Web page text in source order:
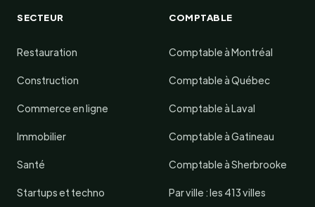
SECTEUR
Restauration
Construction
Commerce en ligne
Immobilier
Santé
Startups et techno
COMPTABLE
Comptable à Montréal
Comptable à Québec
Comptable à Laval
Comptable à Gatineau
Comptable à Sherbrooke
Par ville : les 413 villes